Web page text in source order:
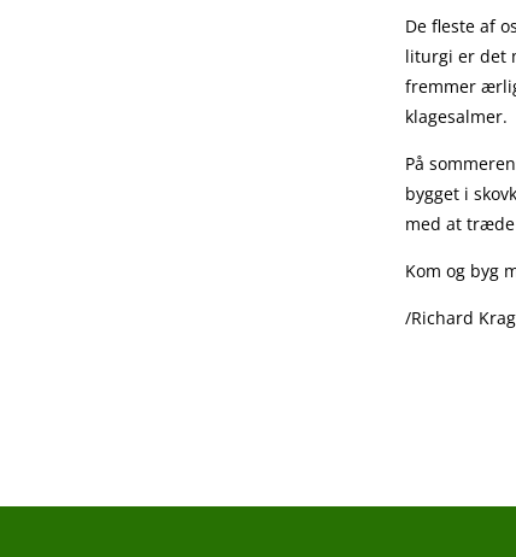
De fleste af
liturgi er det
fremmer
klagesalmer.
På
bygget i
med at
Kom og byg
/Richard Krag